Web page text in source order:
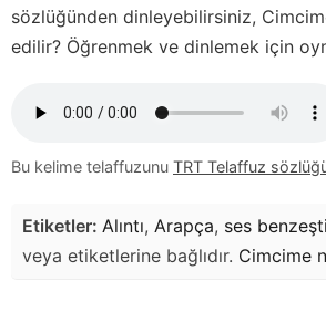
sözlüğünden dinleyebilirsiniz,
edilir? Öğrenmek ve dinlemek için
Bu kelime telaffuzunu TRT Telaffuz
Etiketler: Alıntı, Arapça, ses
veya etiketlerine bağlıdır. Cimcime